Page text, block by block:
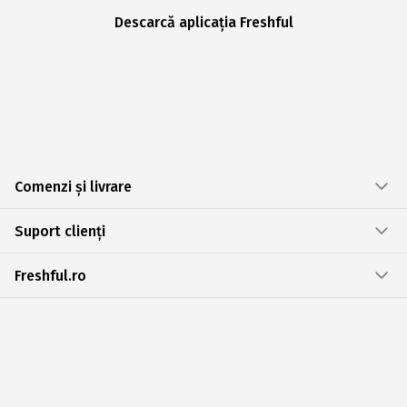
Descarcă aplicația Freshful
Comenzi și livrare
Suport clienți
Freshful.ro